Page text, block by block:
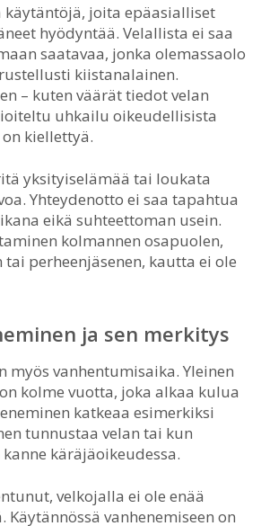
käytäntöjä, joita epäasialliset
hyödyntää. Velallista ei saa
saatavaa, jonka olemassaolo
kiistanalainen.
– kuten väärät tiedot velan
uhkailu oikeudellisista
kiellettyä.
yksityiselämää tai loukata
Yhteydenotto ei saa tapahtua
eikä suhteettoman usein.
kolmannen osapuolen,
perheenjäsenen, kautta ei ole
ja sen merkitys
myös vanhentumisaika. Yleinen
kolme vuotta, joka alkaa kulua
katkeaa esimerkiksi
tunnustaa velan tai kun
käräjäoikeudessa.
velkojalla ei ole enää
vanhenemiseen on